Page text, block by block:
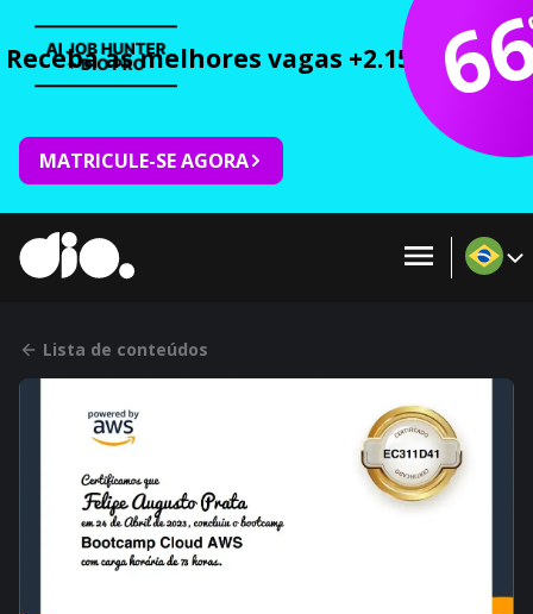
Receba as melhores vagas +2.150 cursos
MATRICULE-SE AGORA
Lista de conteúdos